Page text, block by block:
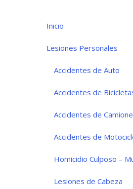
Inicio
Lesiones Personales
Accidentes de Auto
Accidentes de
Accidentes de
Accidentes de
Homicidio Culposo –
Lesiones de Cabeza